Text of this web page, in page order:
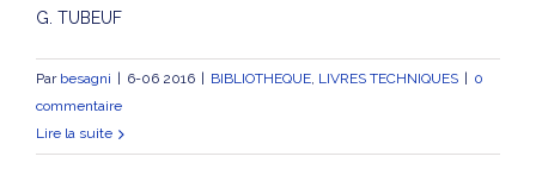
G. TUBEUF
Par besagni 6-06 2016 BIBLIOTHEQUE, LIVRES TECHNIQUES
0
commentaire
Lire la suite